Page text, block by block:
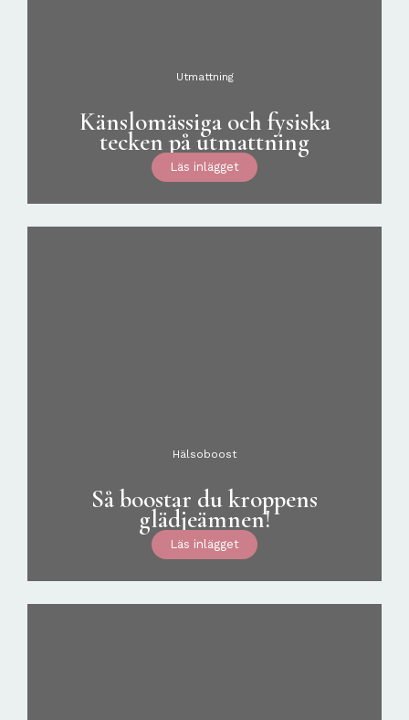
Utmattning
Känslomässiga och fysiska
tecken på utmattning
Läs inlägget
Hälsoboost
Så boostar du kroppens
glädjeämnen!
Läs inlägget